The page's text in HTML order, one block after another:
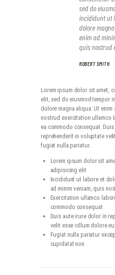
sed do
incididunt ut
dolore
enim ad
quis nostrud
ROBERT SMITH
Lorem ipsum dolor sit amet,
elit, sed do eiusmod tempor
dolore magna aliqua. Ut enim
nostrud exercitation ullamco
ea commodo consequat.
reprehenderit in voluptate
fugiat nulla pariatur.
Lorem ipsum dolor sit
adipisicing elit
Incididunt ut labore et
ad minim veniam, quis
Exercitation ullamco
commodo consequat
Duis aute irure dolor in
velit esse cillum dolore eu
Fugiat nulla pariatur
cupidatat non